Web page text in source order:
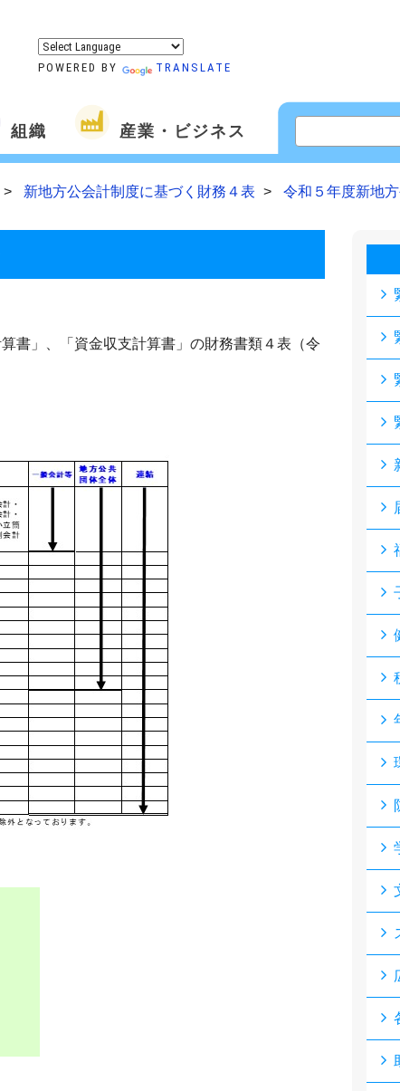
POWERED BY TRANSLATE
組織 産業・ビジネス
新地方公会計制度に基づく財務４表 令和５年度新地
書」、「資金収支計算書」の財務書類４表（令